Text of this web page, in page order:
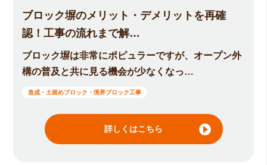
ブロック塀のメリット・デメリットを再確
認！工事の流れまで解…
ブロック塀は非常にポピュラーですが、オープン外
構の普及と共に見る機会が少なくなっ…
造成・土留めブロック・境界ブロック工事
詳しくはこちら